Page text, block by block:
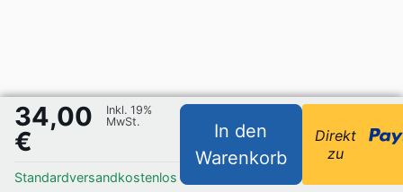
34,00
€
Inkl. 19%
MwSt.
Standardversandkostenlos
In den
Warenkorb
Direkt
zu